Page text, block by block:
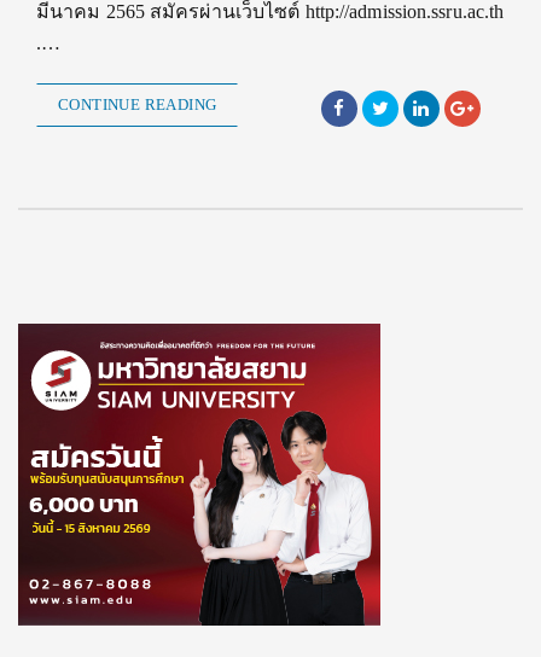
มีนาคม 2565 สมัครผ่านเว็บไซต์ http://admission.ssru.ac.th
.…
CONTINUE READING